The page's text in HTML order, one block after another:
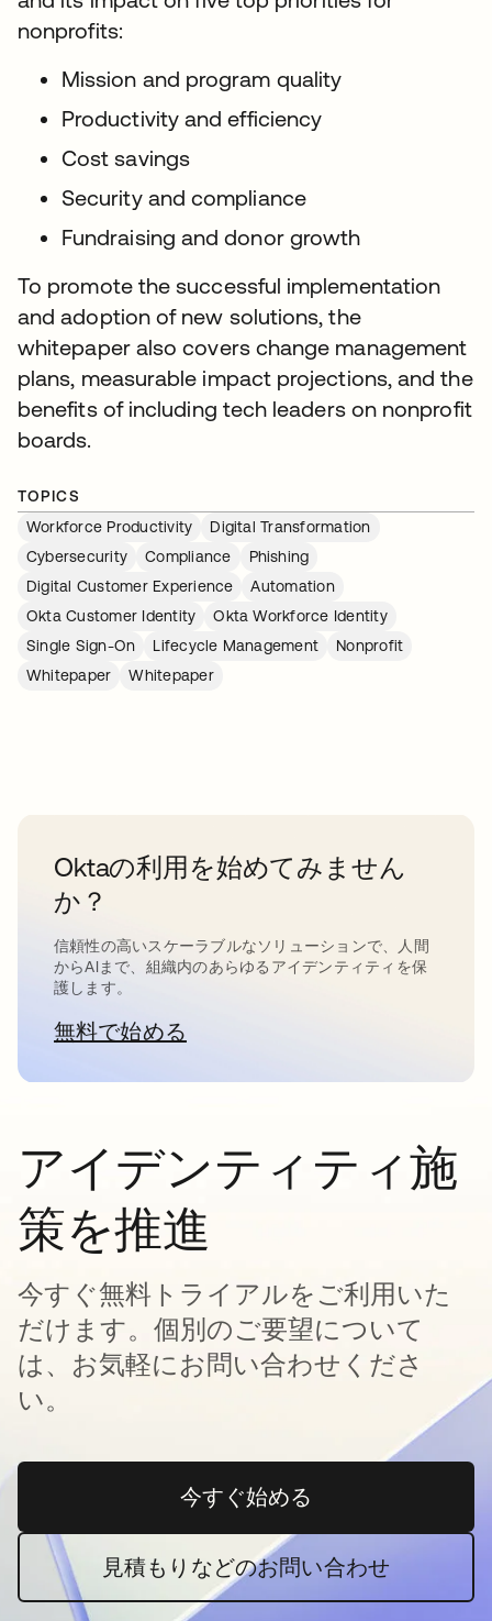
nonprofits:
Mission and program quality
Productivity and efficiency
Cost savings
Security and compliance
Fundraising and donor growth
To promote the successful implementation
and adoption of new solutions, the
whitepaper also covers change management
plans, measurable impact projections, and the
benefits of including tech leaders on nonprofit
boards.
TOPICS
Workforce Productivity
Digital Transformation
Cybersecurity
Compliance
Phishing
Digital Customer Experience
Automation
Okta Customer Identity
Okta Workforce Identity
Single Sign-On
Lifecycle Management
Nonprofit
Whitepaper
Whitepaper
Oktaの利用を始めてみません
か？
信頼性の高いスケーラブルなソリューションで、人間
からAIまで、組織内のあらゆるアイデンティティを保
護します。
無料で始める新しいタブで開く
アイデンティティ施
策を推進
今すぐ無料トライアルをご利用いた
だけます。個別のご要望について
は、お気軽にお問い合わせくださ
い。
今すぐ始める新しいタブで開く
見積もりなどのお問い合わせ